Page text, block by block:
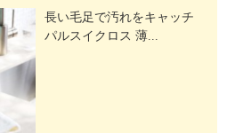
長い毛足で汚れをキャッチ
パルスイクロス 薄...